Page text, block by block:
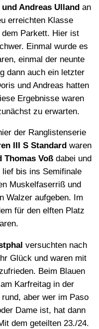
Andreas Ulland an
erreichten Klasse
dem Parkett. Hier ist
Einmal wurde es
einmal der neunte
dann auch ein letzter
und Andreas hatten
Ergebnisse waren
zu erwarten.
der Ranglistenserie
III S Standard waren
Thomas Voß dabei und
bis ins Semifinale
Muskelfaserriß und
Walzer aufgeben. Im
für den elften Platz
versuchten nach
Glück und waren mit
Beim Blauen
Karfreitag in der
aber wer im Paso
Dame ist, hat dann
dem geteilten 23./24.